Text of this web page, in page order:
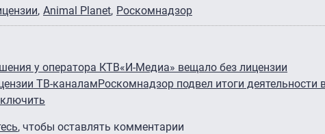
Animal Planet Роскомнадзор
у оператора КТВ«И-Медиа» вещало без лицензии
ТВ-каналамРоскомнадзор подвел итоги деятельности
, чтобы оставлять комментарии